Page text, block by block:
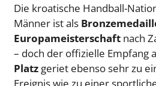
Die kroatische Handball-
Männer ist als
Europameisterschaft nach
– doch der offizielle Empfang
Platz geriet ebenso sehr zu
Ereignis wie zu einer